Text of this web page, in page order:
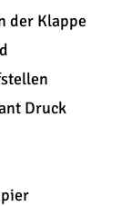
der Klappe
Druck